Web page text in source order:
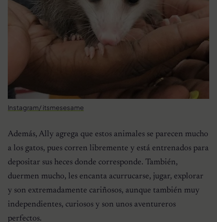
Instagram/ itsmesesame
Además, Ally agrega que estos animales se parecen mucho
a los gatos, pues corren libremente y está entrenados para
depositar sus heces donde corresponde. También,
duermen mucho, les encanta acurrucarse, jugar, explorar
y son extremadamente cariñosos, aunque también muy
independientes, curiosos y son unos aventureros
perfectos.